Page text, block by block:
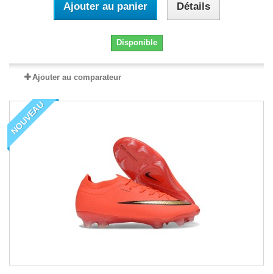
Ajouter au panier Détails
Disponible
Ajouter au comparateur
NOUVEAU